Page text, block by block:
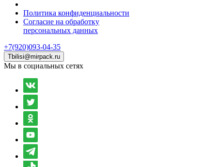
Политика конфиденциальности
Согласие на обработку
персональных данных
+7(920)093-04-35
Tbilisi@mirpack.ru
Мы в социальных сетях